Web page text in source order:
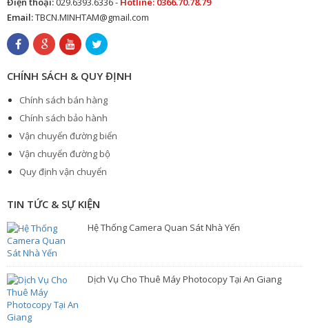
Email:TBCN.MINHTAM@gmail.com
CHÍNH SÁCH & QUY ĐỊNH
Chính sách bán hàng
Chính sách bảo hành
Vận chuyển đường biển
Vận chuyển đường bộ
Quy định vận chuyển
TIN TỨC & SỰ KIỆN
Hệ Thống Camera Quan Sát Nhà Yến
Dịch Vụ Cho Thuê Máy Photocopy Tại An Giang